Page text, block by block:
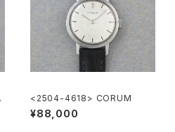
<2504-4618> CORUM
¥88,000